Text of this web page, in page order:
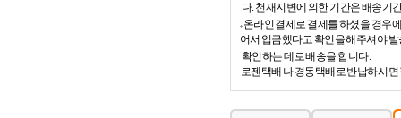
다. 천재지변에 의한 기간은 배송기
온라인 결제로 결제를 하셨을 경우
어서 입금했다고 확인을 해주셔야
확인하는 데로 배송을 합니다.
로젠택배 나 경동택배로 반납하시